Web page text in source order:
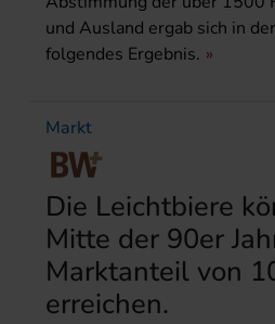
und Ausland ergab sich in
folgendes Ergebnis.
Markt
Die Leichtbiere
Mitte der 90er
Marktanteil von
erreichen.